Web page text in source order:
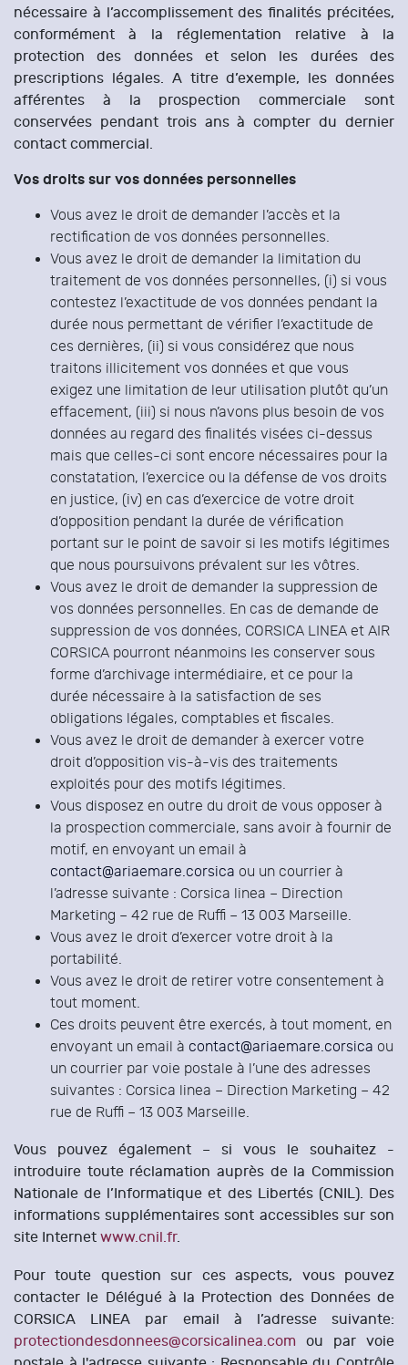
nécessaire à l’accomplissement des finalités précitées,
conformément à la réglementation relative à la
protection des données et selon les durées des
prescriptions légales. A titre d’exemple, les données
afférentes à la prospection commerciale sont
conservées pendant trois ans à compter du dernier
contact commercial.
Vos droits sur vos données personnelles
Vous avez le droit de demander l’accès et la
rectification de vos données personnelles.
Vous avez le droit de demander la limitation du
traitement de vos données personnelles, (i) si vous
contestez l’exactitude de vos données pendant la
durée nous permettant de vérifier l’exactitude de
ces dernières, (ii) si vous considérez que nous
traitons illicitement vos données et que vous
exigez une limitation de leur utilisation plutôt qu’un
effacement, (iii) si nous n’avons plus besoin de vos
données au regard des finalités visées ci-dessus
mais que celles-ci sont encore nécessaires pour la
constatation, l’exercice ou la défense de vos droits
en justice, (iv) en cas d’exercice de votre droit
d’opposition pendant la durée de vérification
portant sur le point de savoir si les motifs légitimes
que nous poursuivons prévalent sur les vôtres.
Vous avez le droit de demander la suppression de
vos données personnelles. En cas de demande de
suppression de vos données, CORSICA LINEA et AIR
CORSICA pourront néanmoins les conserver sous
forme d’archivage intermédiaire, et ce pour la
durée nécessaire à la satisfaction de ses
obligations légales, comptables et fiscales.
Vous avez le droit de demander à exercer votre
droit d’opposition vis-à-vis des traitements
exploités pour des motifs légitimes.
Vous disposez en outre du droit de vous opposer à
la prospection commerciale, sans avoir à fournir de
motif, en envoyant un email à
contact@ariaemare.corsica ou un courrier à
l’adresse suivante : Corsica linea – Direction
Marketing – 42 rue de Ruffi – 13 003 Marseille.
Vous avez le droit d’exercer votre droit à la
portabilité.
Vous avez le droit de retirer votre consentement à
tout moment.
Ces droits peuvent être exercés, à tout moment, en
envoyant un email à contact@ariaemare.corsica ou
un courrier par voie postale à l’une des adresses
suivantes : Corsica linea – Direction Marketing – 42
rue de Ruffi – 13 003 Marseille.
Vous pouvez également – si vous le souhaitez -
introduire toute réclamation auprès de la Commission
Nationale de l’Informatique et des Libertés (CNIL). Des
informations supplémentaires sont accessibles sur son
site Internet www.cnil.fr.
Pour toute question sur ces aspects, vous pouvez
contacter le Délégué à la Protection des Données de
CORSICA LINEA par email à l’adresse suivante:
protectiondesdonnees@corsicalinea.com ou par voie